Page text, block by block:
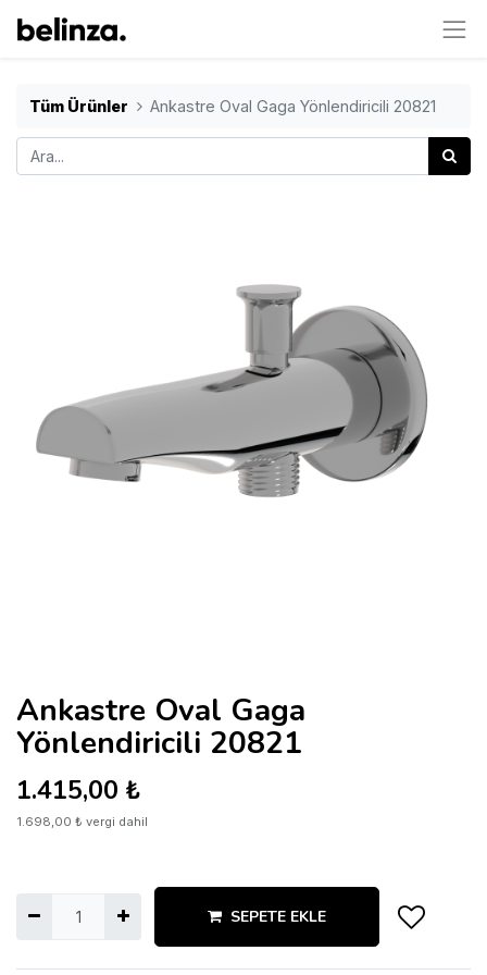
Tüm Ürünler Ankastre Oval Gaga Yönlendiricili 20821
Ankastre Oval Gaga
Yönlendiricili 20821
1.415,00 ₺
1.698,00 ₺ vergi dahil
SEPETE EKLE